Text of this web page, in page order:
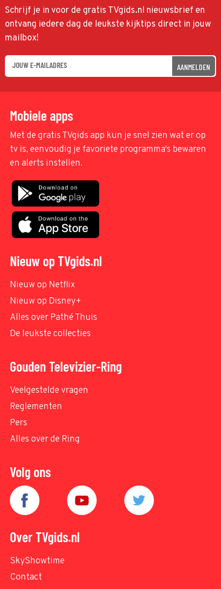
Schrijf je in voor de gratis TVgids.nl nieuwsbrief en
ontvang iedere dag de leukste kijktips direct in jouw
mailbox!
AANMELDEN
Mobiele apps
Met de gratis TVgids app kun je snel zien wat er op
tv is, eenvoudig je favoriete programma's bewaren
en alerts instellen.
Nieuw op TVgids.nl
Nieuw op Netflix
Nieuw op Disney+
Alles over Pathé Thuis
De leukste collecties
Gouden Televizier-Ring
Veelgestelde vragen
Reglementen
Pers
Alles over de Ring
Volg ons
Over TVgids.nl
SkyShowtime
Contact